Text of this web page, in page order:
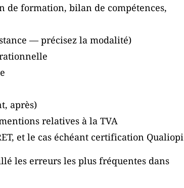
de formation, bilan de compétences,
— précisez la modalité)
après)
relatives à la TVA
et le cas échéant certification Qualiopi
les erreurs les plus fréquentes dans